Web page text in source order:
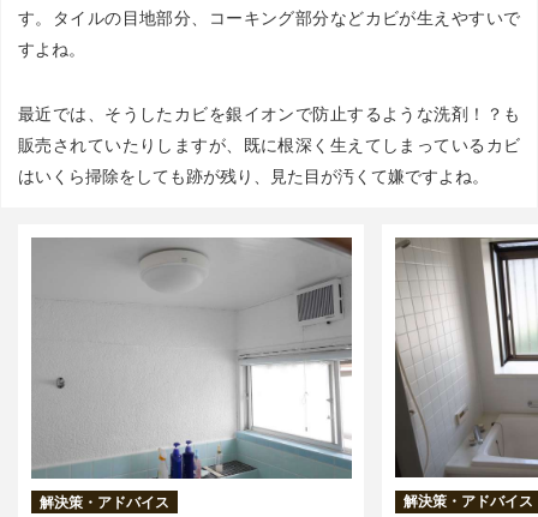
す。タイルの目地部分、コーキング部分などカビが生えやすいで
すよね。
最近では、そうしたカビを銀イオンで防止するような洗剤！？も
販売されていたりしますが、既に根深く生えてしまっているカビ
はいくら掃除をしても跡が残り、見た目が汚くて嫌ですよね。
解決策・アドバイス 解決策・アドバイス